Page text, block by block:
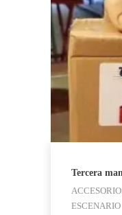
Tercera
ESCENARIO